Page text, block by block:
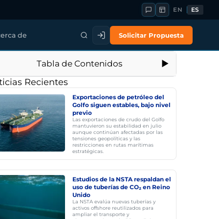
EN ES
de Solicitar Propuesta
Tabla de Contenidos
Recientes
Exportaciones de petróleo del
Golfo siguen estables, bajo nivel
previo
Las exportaciones de crudo del Golfo
mantuvieron su estabilidad en julio
aunque continúan afectadas por las
tensiones geopolíticas y las
restricciones en rutas marítimas
estratégicas.
Estudios de la NSTA respaldan el
uso de tuberías de CO₂ en Reino
Unido
La NSTA evalúa nuevas tuberías y
activos offshore reutilizados para
ampliar el transporte y